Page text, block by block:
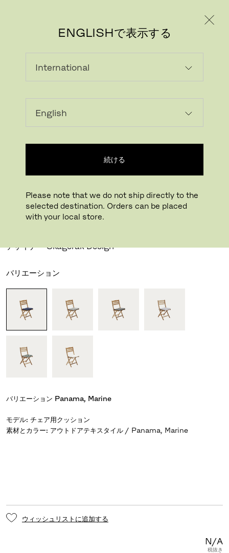
ENGLISHで表示する
続ける
Please note that we do not ship directly to the
selected destination. Orders can be placed
with your local store.
画像をダウンロード 拡大する
デザイナー Skagerak Design
バリエーション
バリエーション Panama, Marine
モデル: チェア用クッション
素材とカラー: アウトドアテキスタイル / Panama, Marine
ウィッシュリストに追加する
N/A
税抜き